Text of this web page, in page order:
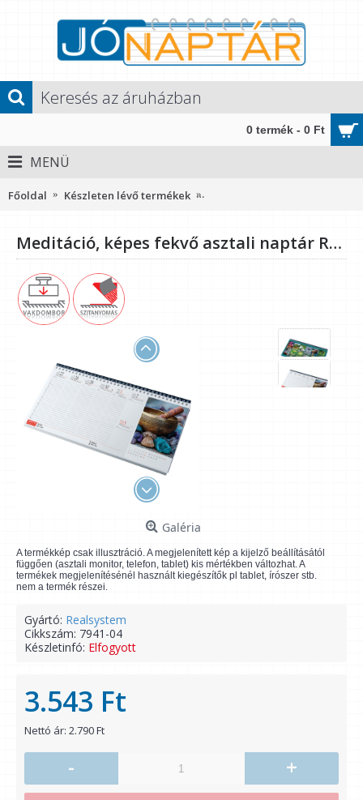
0 termék - 0 Ft
MENÜ
Főoldal Készleten lévő termékek
Meditáció, képes fekvő asztali naptár RS7941, Kék
Galéria
A termékkép csak illusztráció. A megjelenített kép a kijelző beállításától
függően (asztali monitor, telefon, tablet) kis mértékben változhat. A
termékek megjelenítésénél használt kiegészítők pl tablet, írószer stb.
nem a termék részei.
Gyártó: Realsystem
Cikkszám: 7941-04
Készletinfó: Elfogyott
3.543 Ft
Nettó ár: 2.790 Ft
- +